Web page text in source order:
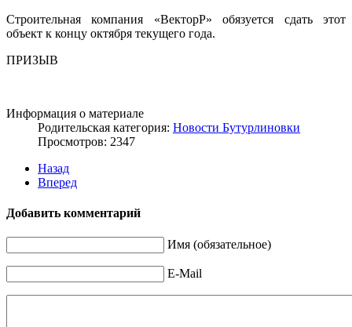
Строительная компания «ВекторР» обязуется сдать этот
объект к концу октября текущего года.
ПРИЗЫВ
Информация о материале
Родительская категория: Новости Бутурлиновки
Просмотров: 2347
Назад
Вперед
Добавить комментарий
Имя (обязательное)
E-Mail